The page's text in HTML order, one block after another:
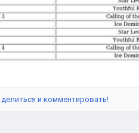
и комментировать!